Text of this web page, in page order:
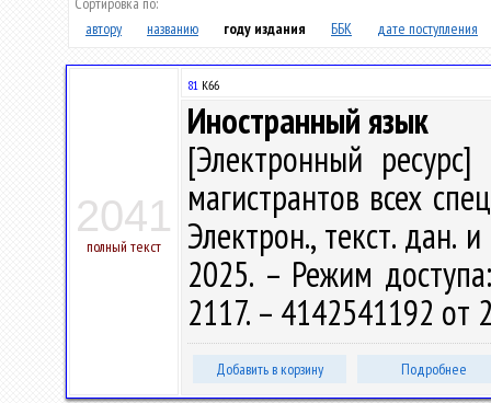
автору
названию году издания ББК дате поступления
2041
полный текст
81 К66
Иностранный язык
[Электронный
магистрантов всех
Электрон., текст. дан.
2025. – Режим
2117. – 4142541192 от
Добавить в корзину Подробнее